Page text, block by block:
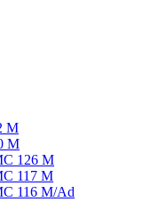
M
M
126 M
117 M
116 M/Ad